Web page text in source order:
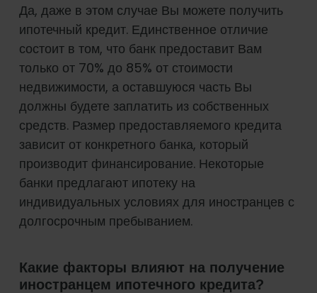
Да, даже в этом случае Вы можете получить
ипотечный кредит. Единственное отличие
состоит в том, что банк предоставит Вам
только от 70% до 85% от стоимости
недвижимости, а оставшуюся часть Вы
должны будете заплатить из собственных
средств. Размер предоставляемого кредита
зависит от конкретного банка, который
производит финансирование. Некоторые
банки предлагают ипотеку на
индивидуальных условиях для иностранцев с
долгосрочным пребыванием.
Какие факторы влияют на получение
иностранцем ипотечного кредита?